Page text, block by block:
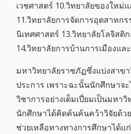
เวชศาสตร์ 10.วิทยาลัยของใหม่
11.วิทยาลัยการจัดการอุตสาหก
นิเทศศาสตร์ 13.วิทยาลัยโลจิสติ
14.วิทยาลัยการบ้านการเมืองแล
มหาวิทยาลัยราชภัฏซึ่งแบ่งสาข
ประการ เพราะฉะนั้นนักศึกษาจ
วิชาการอย่างเต็มเปี่ยมเป็นมหา
นักศึกษาได้คิดค้นค้นคว้าวิจัยด้ว
ช่วยเหลือทางทางการศึกษาได้แ